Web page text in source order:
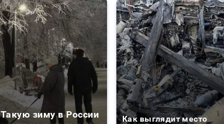
Такую зиму в России
Как выглядит место